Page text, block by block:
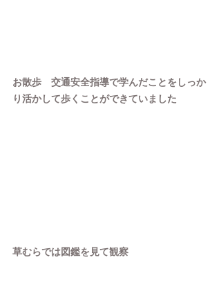
お散歩　交通安全指導で学んだことをしっか
り活かして歩くことができていました
草むらでは図鑑を見て観察